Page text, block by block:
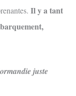
Il y a tant
juste